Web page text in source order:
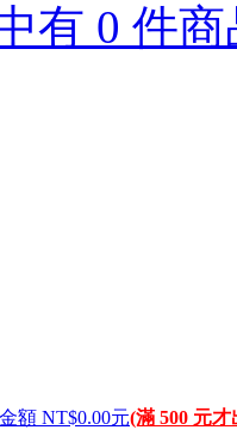
有 0 件
額 NT$0.00元(滿 500 元才